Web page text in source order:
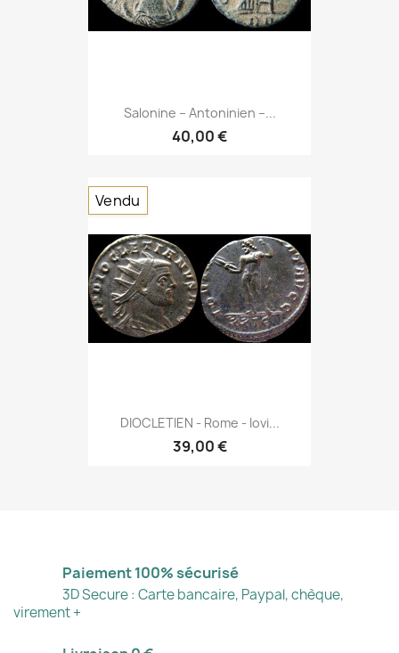
Salonine – Antoninien –...
40,00 €
DIOCLETIEN - Rome - Iovi...
39,00 €
Vendu
Paiement 100% sécurisé
3D Secure : Carte bancaire, Paypal, chèque,
virement +